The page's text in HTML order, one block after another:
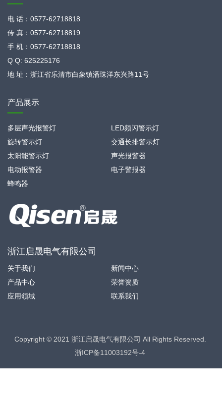
电 话：0577-62718818
传 真：0577-62718819
手 机：0577-62718818
Q Q: 625225176
地 址：浙江省乐清市白象镇潘珠洋东兴路11号
产品展示
多层声光报警灯
LED频闪警示灯
旋转警示灯
交通长排警示灯
太阳能警示灯
声光报警器
电动报警器
电子警报器
蜂鸣器
浙江启晟电气有限公司
关于我们
新闻中心
产品中心
荣誉资质
应用领域
联系我们
Copyright © 2021 浙江启晟电气有限公司 All Rights Reserved.
浙ICP备11003192号-4